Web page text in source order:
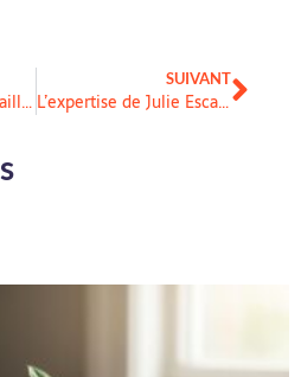
La magie des retrouvailles familiales a Paques
SUIVANT
L’expertise de Julie Escalier, Présidente du CIPEN, au service de la modernisation de la formation enseignante